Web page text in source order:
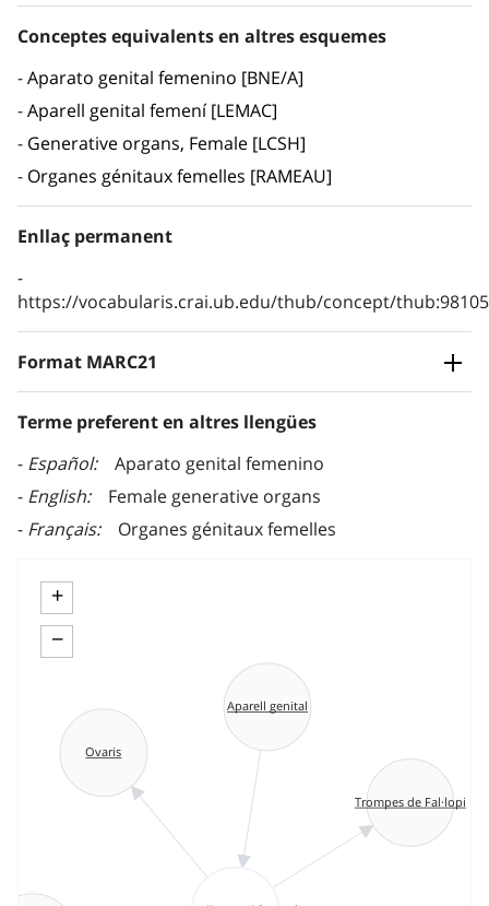
Conceptes equivalents en altres esquemes
Aparato genital femenino [BNE/A]
Aparell genital femení [LEMAC]
Generative organs, Female [LCSH]
Organes génitaux femelles [RAMEAU]
Enllaç permanent
https://vocabularis.crai.ub.edu/thub/concept/
Format MARC21
Terme preferent en altres llengües
Español
Aparato genital femenino
English
Female generative organs
Français
Organes génitaux femelles
+
−
Ovaris
Aparell genital
Trompes de Fal·lopi